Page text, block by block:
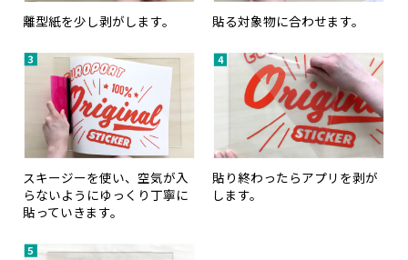
離型紙を少し剥がします。 貼る対象物に合わせます。
スキージーを使い、空気が入
らないようにゆっくり丁寧に
貼っていきます。
貼り終わったらアプリを剥が
します。